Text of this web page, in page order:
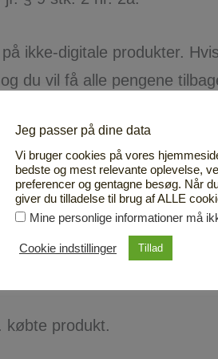
ikke-digitale produkter.
og du vil få alle pengene
og må derfor ikke
forudgående skriftlig
eller live), foredrag og
købte produkt.
Jeg passer på dine data
Vi bruger cookies på vores
bedste og mest relevante oplevelse,
preferencer og gentagne besøg. Når
giver du tilladelse til brug af ALLE
Mine personlige informationer må
Cookie indstillinger Tillad